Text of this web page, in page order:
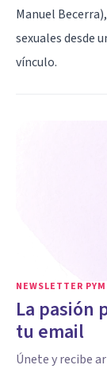
Manuel
sexuales desde
vínculo.
NEWSLETTER PYM
La pasión
tu email
Únete y recibe